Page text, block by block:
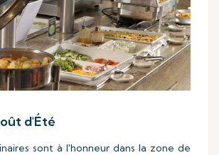
d'Été
sont à l'honneur dans la zone de